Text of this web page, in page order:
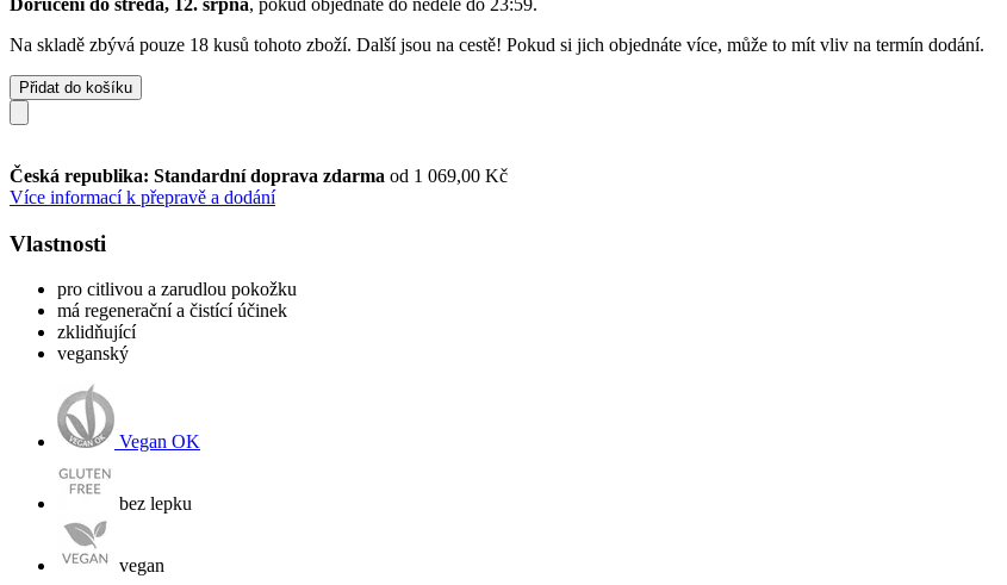
Na skladě zbývá pouze 18 kusů tohoto zboží. Další jsou na cestě! Pokud si jich objednáte více, může to mít vliv na termín dodání.
Přidat do košíku
Česká republika: Standardní doprava zdarma od 1 069,00 Kč
Více informací k přepravě a dodání
Vlastnosti
pro citlivou a zarudlou pokožku
má regenerační a čistící účinek
zklidňující
veganský
Vegan OK
bez lepku
vegan